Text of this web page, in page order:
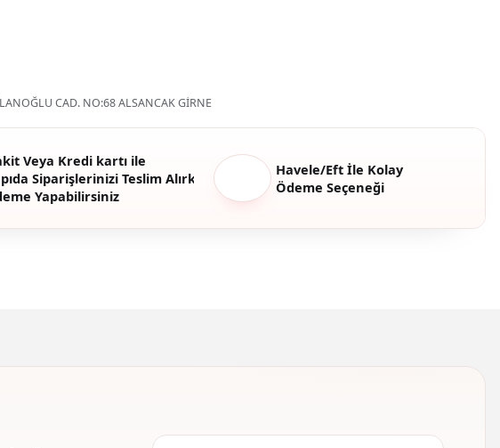
CAD. NO:68 ALSANCAK GİRNE
Veya Kredi kartı ile
Siparişlerinizi Teslim Alırken
Yapabilirsiniz
Havele/Eft İle Kolay
Ödeme Seçeneği